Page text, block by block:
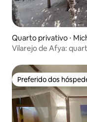
Quarto privativo ⋅
Vilarejo de Afya:
Preferido dos
Preferido dos